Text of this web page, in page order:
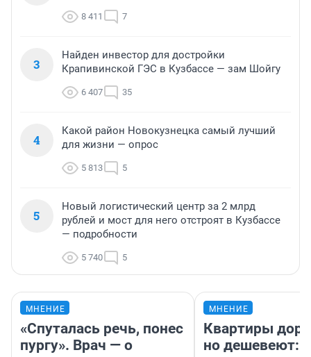
8 411 7
3
Найден инвестор для достройки
Крапивинской ГЭС в Кузбассе — зам Шойгу
6 407 35
4
Какой район Новокузнецка самый лучший
для жизни — опрос
5 813 5
5
Новый логистический центр за 2 млрд
рублей и мост для него отстроят в Кузбассе
— подробности
5 740 5
МНЕНИЕ
«Спуталась речь, понес
пургу». Врач — о
МНЕНИЕ
Квартиры
но дешевеют: